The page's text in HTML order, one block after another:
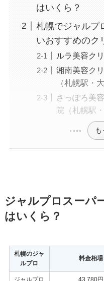
はいくら？
札幌でジャルプ
いおすすめのク
ルラ美容ク
湘南美容ク
（札幌駅・
さっぽろ美
院（札幌駅
も
ジャルプロスーパ
はいくら？
札幌のジャ
ルプロ
料金相場
ジャルプロ 43,780円